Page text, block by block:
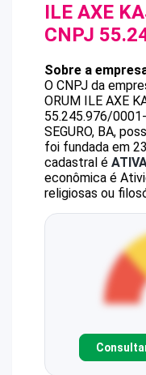
ILE AXE
CNPJ
Sobre a
O CNPJ da
ORUM ILE AXE
55.245.976/
SEGURO, BA,
foi fundada em
cadastral é
econômica é
religiosas ou